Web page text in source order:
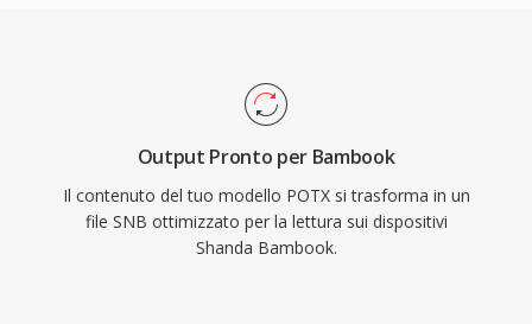
Output Pronto per Bambook
Il contenuto del tuo modello POTX si trasforma in un
file SNB ottimizzato per la lettura sui dispositivi
Shanda Bambook.